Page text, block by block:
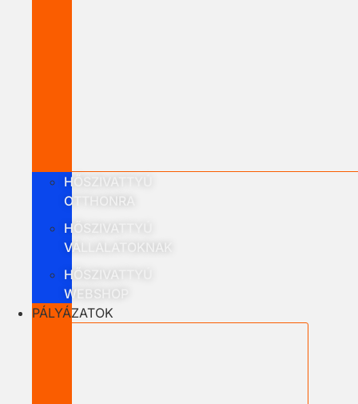
HŐSZIVATTYÚ
OTTHONRA
HŐSZIVATTYÚ
VÁLLALATOKNAK
HŐSZIVATTYÚ
WEBSHOP
PÁLYÁZATOK